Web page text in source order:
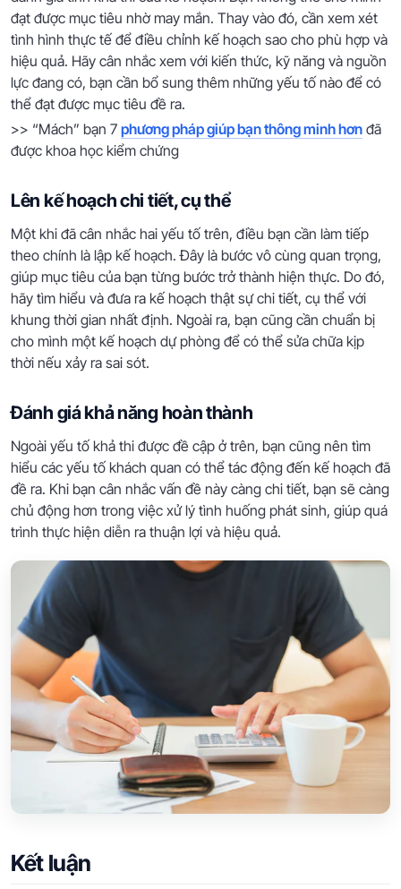
đạt được mục tiêu nhờ may mắn. Thay vào đó, cần xem xét
tình hình thực tế để điều chỉnh kế hoạch sao cho phù hợp và
hiệu quả. Hãy cân nhắc xem với kiến thức, kỹ năng và nguồn
lực đang có, bạn cần bổ sung thêm những yếu tố nào để có
thể đạt được mục tiêu đề ra.
>> “Mách” bạn 7 phương pháp giúp bạn thông minh hơn đã
được khoa học kiểm chứng
Lên kế hoạch chi tiết, cụ thể
Một khi đã cân nhắc hai yếu tố trên, điều bạn cần làm tiếp
theo chính là lập kế hoạch. Đây là bước vô cùng quan trọng,
giúp mục tiêu của bạn từng bước trở thành hiện thực. Do đó,
hãy tìm hiểu và đưa ra kế hoạch thật sự chi tiết, cụ thể với
khung thời gian nhất định. Ngoài ra, bạn cũng cần chuẩn bị
cho mình một kế hoạch dự phòng để có thể sửa chữa kịp
thời nếu xảy ra sai sót.
Đánh giá khả năng hoàn thành
Ngoài yếu tố khả thi được đề cập ở trên, bạn cũng nên tìm
hiểu các yếu tố khách quan có thể tác động đến kế hoạch đã
đề ra. Khi bạn cân nhắc vấn đề này càng chi tiết, bạn sẽ càng
chủ động hơn trong việc xử lý tình huống phát sinh, giúp quá
trình thực hiện diễn ra thuận lợi và hiệu quả.
Kết luận